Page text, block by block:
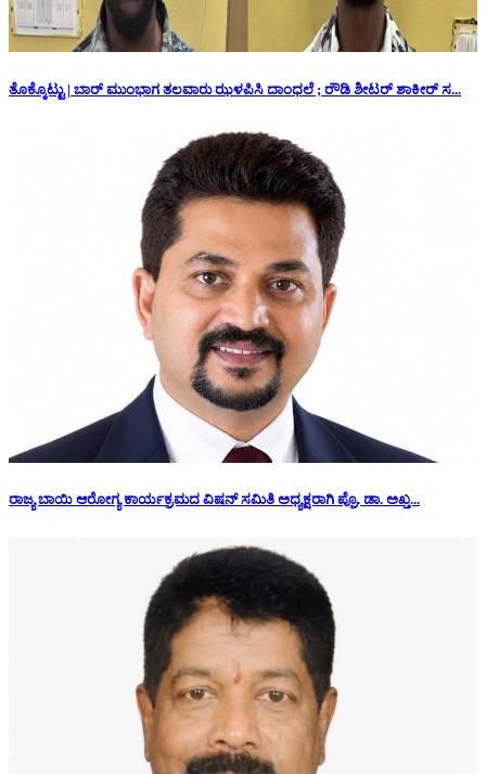
ತೊಕ್ಕೊಟ್ಟು | ಬಾರ್ ಮುಂಭಾಗ ತಲವಾರು ಝಳಪಿಸಿ ದಾಂಧಲೆ ; ರೌಡಿ ಶೀಟರ್ ಶಾಕೀರ್ ಸ...
ರಾಜ್ಯ ಬಾಯಿ ಆರೋಗ್ಯ ಕಾರ್ಯಕ್ರಮದ ವಿಷನ್ ಸಮಿತಿ ಅಧ್ಯಕ್ಷರಾಗಿ ಪ್ರೊ. ಡಾ. ಅಖ್ತ...